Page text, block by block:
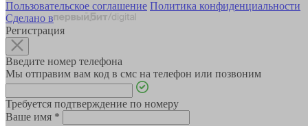
Пользовательское соглашение Политика конфиденциальности
Сделано в
Регистрация
Введите номер телефона
Мы отправим вам код в смс на телефон или позвоним
Требуется подтверждение по номеру
Ваше имя *